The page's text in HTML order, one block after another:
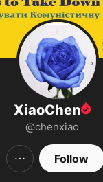
XiaoChen
@chenxiao
Follow